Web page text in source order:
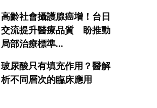
高齡社會攝護腺癌增！台日
交流提升醫療品質 盼推動
局部治療標準...
玻尿酸只有填充作用？醫解
析不同層次的臨床應用